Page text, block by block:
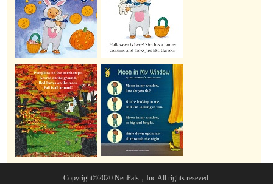
Copyright©2020 NeuPals，Inc.All rights reseved.